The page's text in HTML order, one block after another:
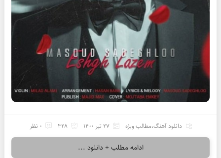
دانلود آهنگ،مطالب ویژه 27 تیر 1400 328 0 نظر
ادامه مطلب + دانلود ...